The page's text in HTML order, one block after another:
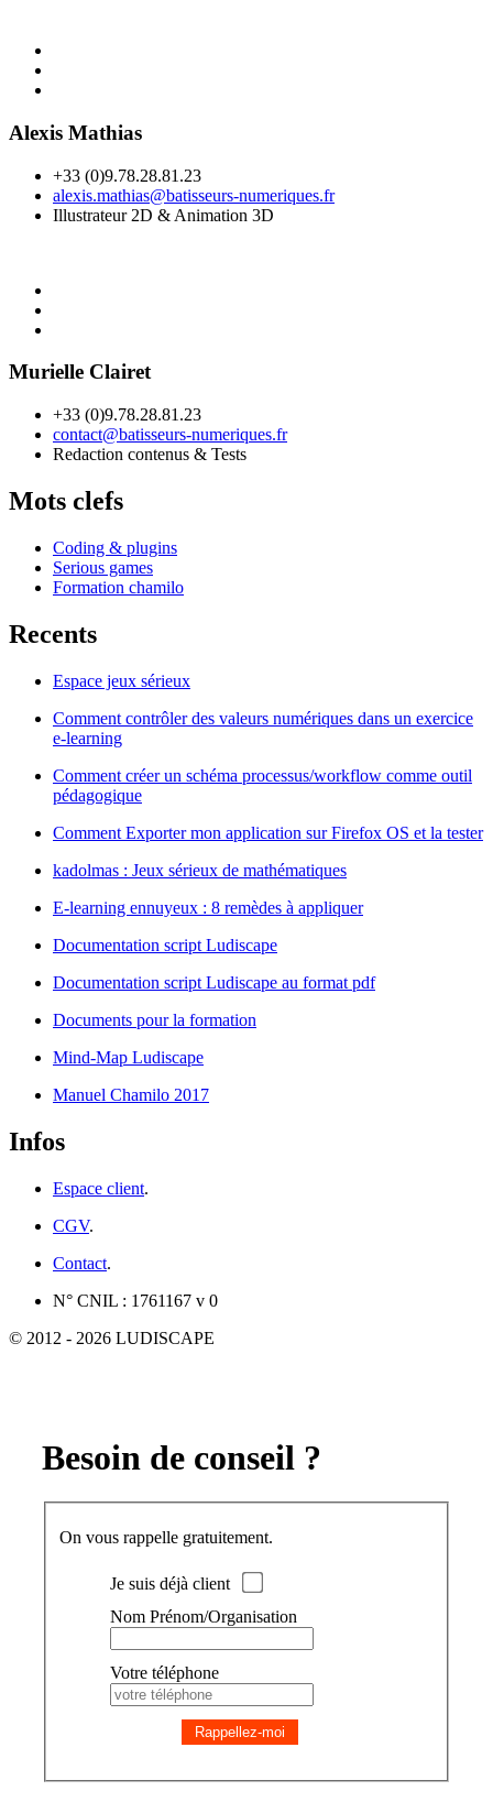
Alexis Mathias
+33 (0)9.78.28.81.23
alexis.mathias@batisseurs-numeriques.fr
Illustrateur 2D & Animation 3D
Murielle Clairet
+33 (0)9.78.28.81.23
contact@batisseurs-numeriques.fr
Redaction contenus & Tests
Mots clefs
Coding & plugins
Serious games
Formation chamilo
Recents
Espace jeux sérieux
Comment contrôler des valeurs numériques dans un exercice
e-learning
Comment créer un schéma processus/workflow comme outil
pédagogique
Comment Exporter mon application sur Firefox OS et la tester
kadolmas : Jeux sérieux de mathématiques
E-learning ennuyeux : 8 remèdes à appliquer
Documentation script Ludiscape
Documentation script Ludiscape au format pdf
Documents pour la formation
Mind-Map Ludiscape
Manuel Chamilo 2017
Infos
Espace client.
CGV.
Contact.
N° CNIL : 1761167 v 0
© 2012 - 2026 LUDISCAPE
Besoin de conseil ?
On vous rappelle gratuitement.
Je suis déjà client
Nom Prénom/Organisation
Votre téléphone